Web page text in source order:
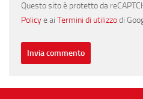
Questo sito è protetto da
Policye ai Termini di utilizzodi